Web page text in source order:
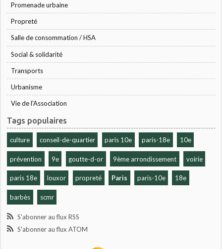
Promenade urbaine
Propreté
Salle de consommation / HSA
Social & solidarité
Transports
Urbanisme
Vie de l'Association
Tags populaires
culture conseil-de-quartier paris 10e paris-18e 10e
prévention 9e goutte-d-or 9ème arrondissement voirie
paris 18e louxor propreté Paris paris-10e 18e
barbès scmr
S'abonner au flux RSS
S'abonner au flux ATOM